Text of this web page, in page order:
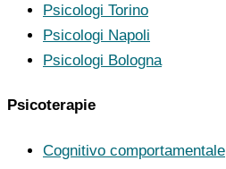
Psicologi Torino
Psicologi Napoli
Psicologi Bologna
Psicoterapie
Cognitivo comportamentale